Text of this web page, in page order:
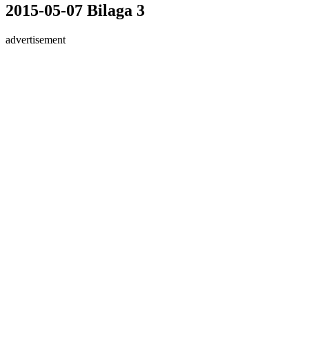
2015-05-07 Bilaga 3
advertisement